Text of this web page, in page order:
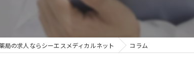
局の求人ならシーエスメディカルネット コラム